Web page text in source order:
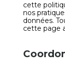
cette
nos
données.
cette page